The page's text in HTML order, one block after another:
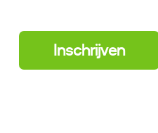
Inschrijven